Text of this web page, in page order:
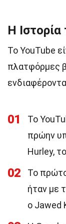
Η
Το YouTube
πλατφόρμες
01
Το
πρώην
Hurley,
02
Το
ήταν με
ο Jawed